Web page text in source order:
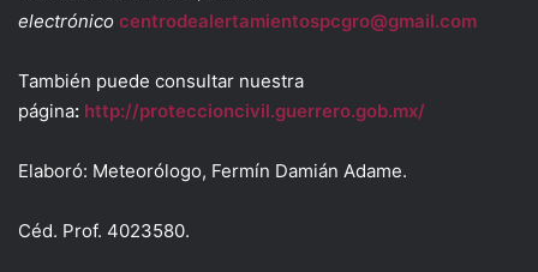
electrónico centrodealertamientospcgro@gmail.com
También puede consultar nuestra
página: http://proteccioncivil.guerrero.gob.mx/
Elaboró: Meteorólogo, Fermín Damián Adame.
Céd. Prof. 4023580.